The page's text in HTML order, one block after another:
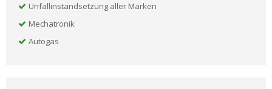
Unfallinstandsetzung aller Marken
Mechatronik
Autogas